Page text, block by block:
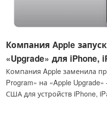
Компания Apple
«Upgrade» для iPhone,
Компания Apple заменила
Program» на «Apple
США для устройств iPhone,
программа, реализуемая